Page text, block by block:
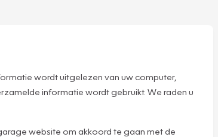
wordt uitgelezen van uw computer,
informatie wordt gebruikt. We raden u
website om akkoord te gaan met de